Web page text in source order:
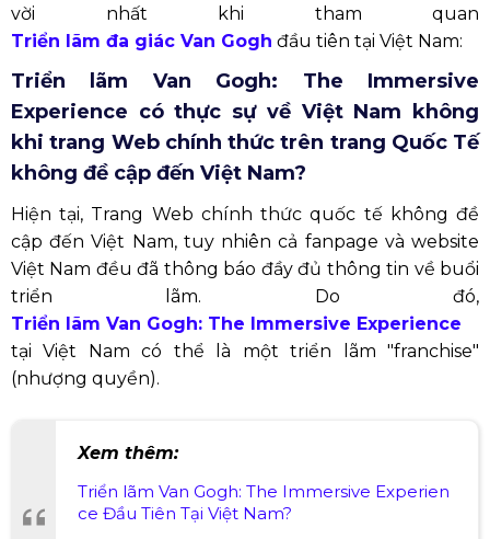
vời nhất khi tham quan
Triển lãm đa giác Van Gogh đầu tiên tại Việt Nam:
Triển lãm Van Gogh: The Immersive
Experience có thực sự về Việt Nam không
khi trang Web chính thức trên trang Quốc Tế
không đề cập đến Việt Nam?
Hiện tại, Trang Web chính thức quốc tế không đề
cập đến Việt Nam, tuy nhiên cả fanpage và website
Việt Nam đều đã thông báo đầy đủ thông tin về buổi
triển lãm. Do đó,
Triển lãm Van Gogh: The Immersive Experience
tại Việt Nam có thể là một triển lãm "franchise"
(nhượng quyền).
Xem thêm:
Triển lãm Van Gogh: The Immersive Experien
ce Đầu Tiên Tại Việt Nam?